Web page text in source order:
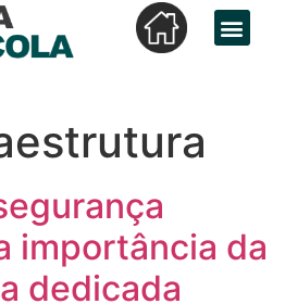
importância da
dedicada